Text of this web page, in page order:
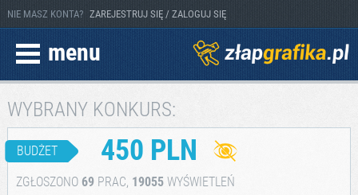
NIE MASZ KONTA? ZAREJESTRUJ SIĘ / ZALOGUJ SIĘ
menu
WYBRANY KONKURS:
BUDŻET 450 PLN
ZGŁOSZONO 69PRAC, 19055WYŚWIETLEŃ